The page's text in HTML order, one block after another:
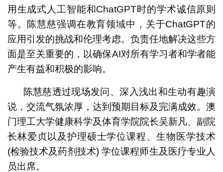
用生成式人工智能和ChatGPT时的学术诚信原则
等。陈慧慈强调在教育领域中，关于ChatGPT的
应用引发的挑战和伦理考虑。负责任地解决这些方
面是至关重要的，以确保AI对所有学习者和学者能
产生有益和积极的影响。
陈慧慈透过现场发问、深入浅出和生动有趣演
说，交流气氛浓厚，达到预期目标及完满成效。澳
门理工大学健康科学及体育学院院长吴新凡、副院
长林爱贞以及护理硕士学位课程、生物医学技术
(检验技术及药剂技术) 学位课程师生及医疗专业人
员出席。